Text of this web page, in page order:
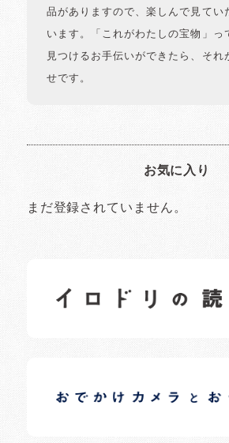
品がありますので、楽しんで見てい
います。「これがわたしの宝物」っ
見つけるお手伝いができたら、それ
せです。
お気に入り
まだ登録されていません。
日常の様子など随時更新中です。
日常の様子など随時更新中です。